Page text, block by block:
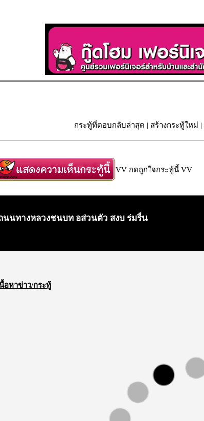
กระทู้ที่ตอบกลับล่าสุด | สร้างกระทู้ใหม่ |
VV กดถูกใจกระทู้นี้ VV
นทางหลวงชนบท อส่วนตัว สงบ ร่มรื่น
นื้อหาข่าว/กระทู้